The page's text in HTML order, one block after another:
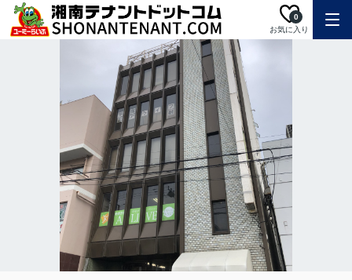
お気に入り
0